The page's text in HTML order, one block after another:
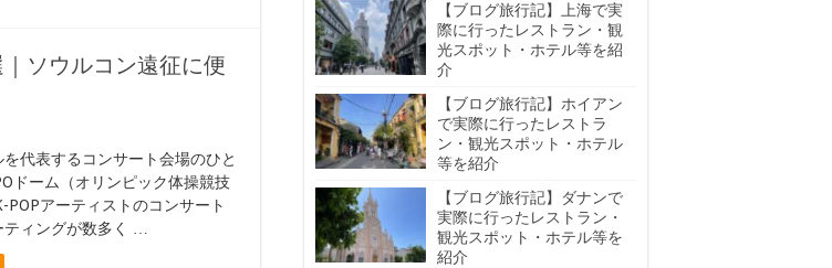
ソウルコン遠征に便
代表するコンサート会場のひと
ドーム（オリンピック体操競技
POPアーティストのコンサート
ィングが数多く …
【ブログ旅行記】上海で実
際に行ったレストラン・観
光スポット・ホテル等を紹
介
【ブログ旅行記】ホイアン
で実際に行ったレストラ
ン・観光スポット・ホテル
等を紹介
【ブログ旅行記】ダナンで
実際に行ったレストラン・
観光スポット・ホテル等を
紹介